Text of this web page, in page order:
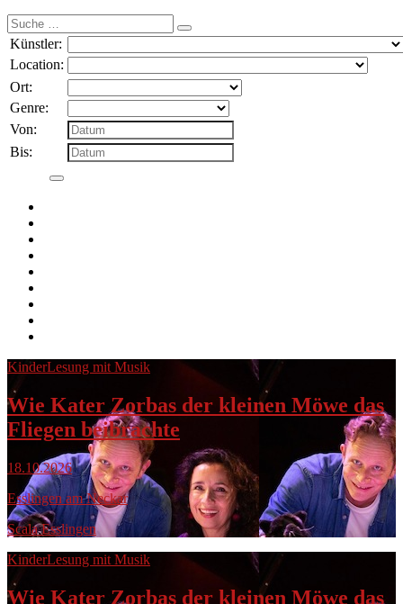
Suche
nach:
Künstler:
Location:
Ort:
Genre:
Von:
Bis:
KinderLesung mit Musik
Wie Kater Zorbas der kleinen Möwe das
Fliegen beibrachte
18.10.2026
Esslingen am Neckar
Scala Esslingen
KinderLesung mit Musik
Wie Kater Zorbas der kleinen Möwe das